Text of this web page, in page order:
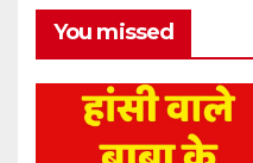
You missed